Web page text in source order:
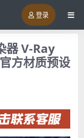
登录
器 V-Ray
方材质预设